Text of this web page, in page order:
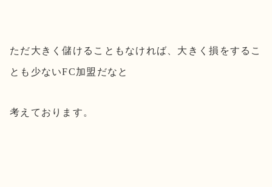
ただ大きく儲けることもなければ、大きく損をするこ
とも少ないFC加盟だなと
考えております。